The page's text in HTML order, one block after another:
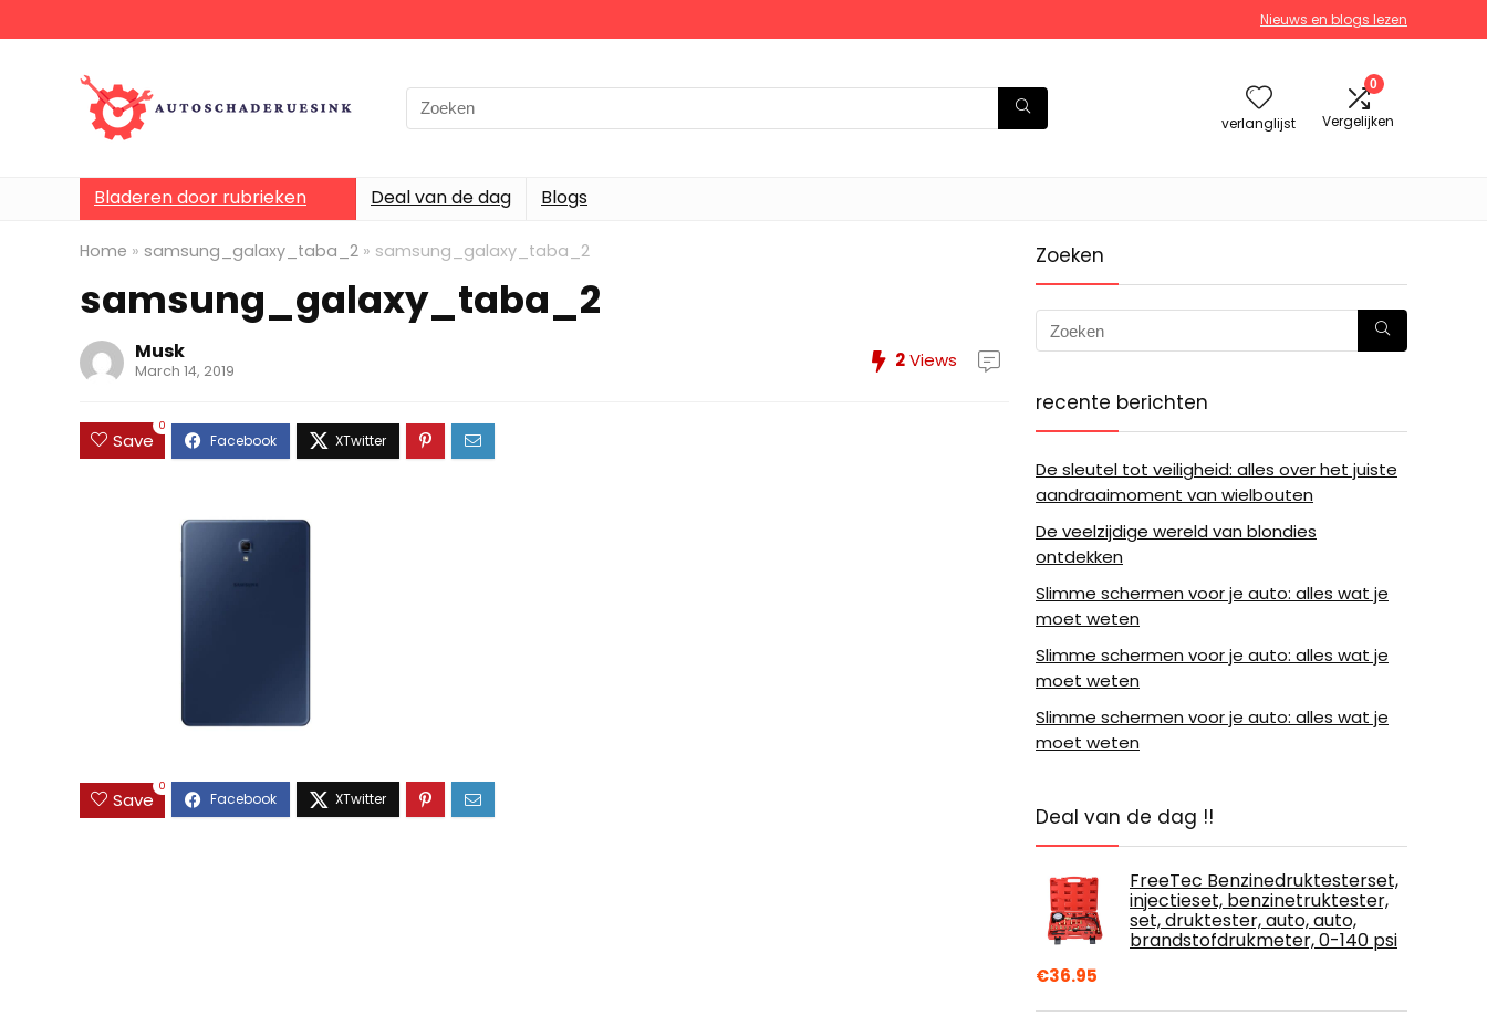
Nieuws en blogs lezen
verlanglijst
0
Vergelijken
Bladeren door rubrieken Deal van de dag Blogs
Home » samsung_galaxy_taba_2 » samsung_galaxy_taba_2
samsung_galaxy_taba_2
Musk
March 14, 2019 2Views
Save
0
Save
0
Zoeken
recente berichten
De sleutel tot veiligheid: alles over het juiste
aandraaimoment van wielbouten
De veelzijdige wereld van blondies
ontdekken
Slimme schermen voor je auto: alles wat je
moet weten
Slimme schermen voor je auto: alles wat je
moet weten
Slimme schermen voor je auto: alles wat je
moet weten
Deal van de dag !!
FreeTec Benzinedruktesterset,
injectieset, benzinetruktester,
set, druktester, auto, auto,
brandstofdrukmeter, 0-140 psi
€36.95